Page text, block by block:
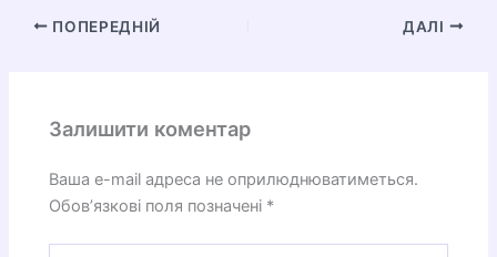
ПОПЕРЕДНІЙ ДАЛІ
Залишити коментар
Ваша e-mail адреса не оприлюднюватиметься.
Обов’язкові поля позначені *